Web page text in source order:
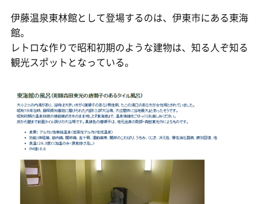
伊藤温泉東林館として登場するのは、伊東市にある東海
館。
レトロな作りで昭和初期のような建物は、知る人ぞ知る
観光スポットとなっている。